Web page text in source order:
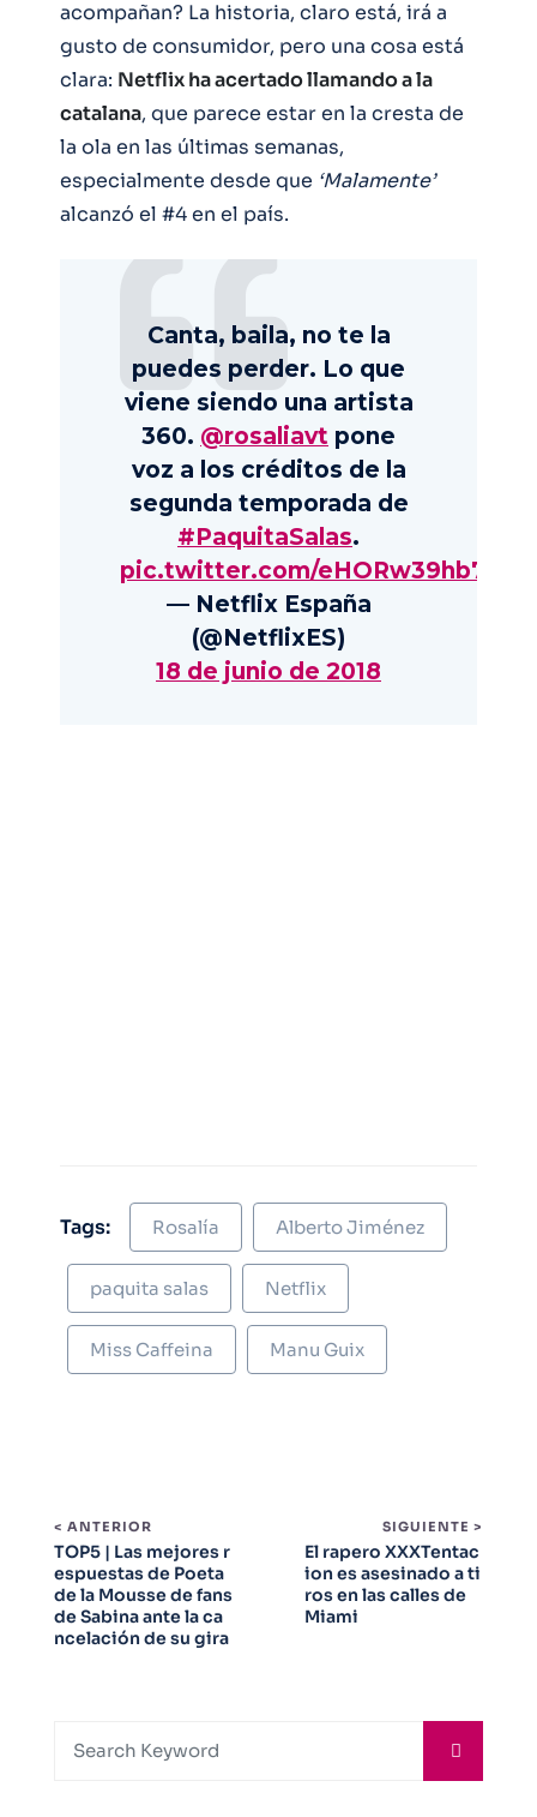
acompañan? La historia, claro está, irá a
gusto de consumidor, pero una cosa está
clara: Netflix ha acertado llamando a la
catalana, que parece estar en la cresta de
la ola en las últimas semanas,
especialmente desde que ‘Malamente’
alcanzó el #4 en el país.
Canta, baila, no te la
puedes perder. Lo que
viene siendo una artista
360. @rosaliavt pone
voz a los créditos de la
segunda temporada de
#PaquitaSalas.
pic.twitter.com/eHORw39hb7
— Netflix España
(@NetflixES)
18 de junio de 2018
Tags: Rosalía Alberto Jiménez
paquita salas Netflix
Miss Caffeina Manu Guix
< ANTERIOR
TOP5 | Las mejores r
espuestas de Poeta
de la Mousse de fans
de Sabina ante la ca
ncelación de su gira
SIGUIENTE >
El rapero XXXTentac
ion es asesinado a ti
ros en las calles de
Miami